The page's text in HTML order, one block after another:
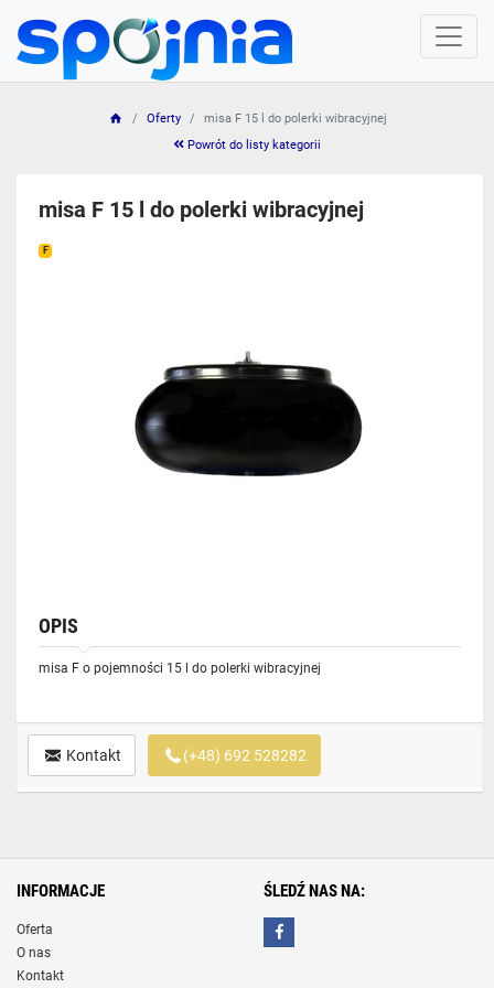
Oferty
misa F 15 l do polerki wibracyjnej
Powrót do listy kategorii
misa F 15 l do polerki wibracyjnej
F
OPIS
misa F o pojemności 15 l do polerki wibracyjnej
Kontakt (+48) 692 528282
INFORMACJE
Oferta
O nas
Kontakt
ŚLEDŹ NAS NA: